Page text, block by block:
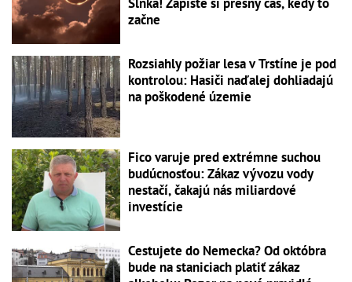
Slnka! Zapíšte si presný čas, kedy to
začne
Rozsiahly požiar lesa v Trstíne je pod
kontrolou: Hasiči naďalej dohliadajú
na poškodené územie
Fico varuje pred extrémne suchou
budúcnosťou: Zákaz vývozu vody
nestačí, čakajú nás miliardové
investície
Cestujete do Nemecka? Od októbra
bude na staniciach platiť zákaz